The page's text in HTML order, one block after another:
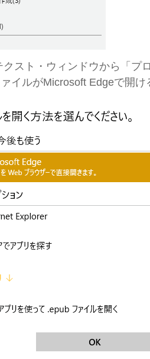
クスト・ウィンドウから「プ
イルがMicrosoft Edgeで開け